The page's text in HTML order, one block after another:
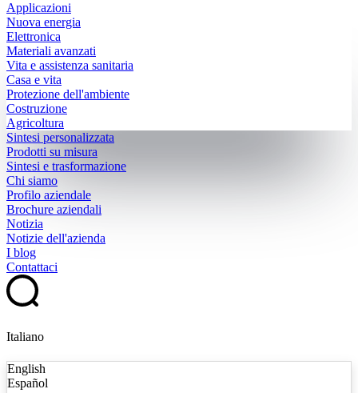
Applicazioni
Nuova energia
Elettronica
Materiali avanzati
Vita e assistenza sanitaria
Casa e vita
Protezione dell'ambiente
Costruzione
Agricoltura
Sintesi personalizzata
Prodotti su misura
Sintesi e trasformazione
Chi siamo
Profilo aziendale
Brochure aziendali
Notizia
Notizie dell'azienda
I blog
Contattaci
Italiano
English
Español